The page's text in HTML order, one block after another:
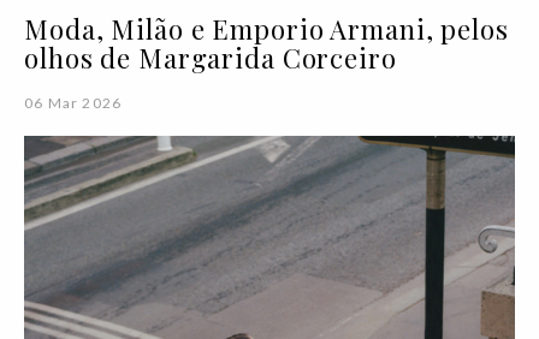
Moda, Milão e Emporio Armani, pelos
olhos de Margarida Corceiro
06 Mar 2026